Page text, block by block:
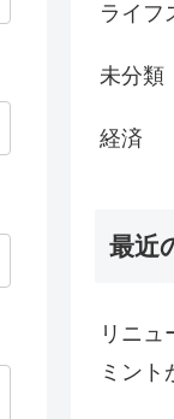
ライフ
未分類
経済
最近
リニュ
ミント